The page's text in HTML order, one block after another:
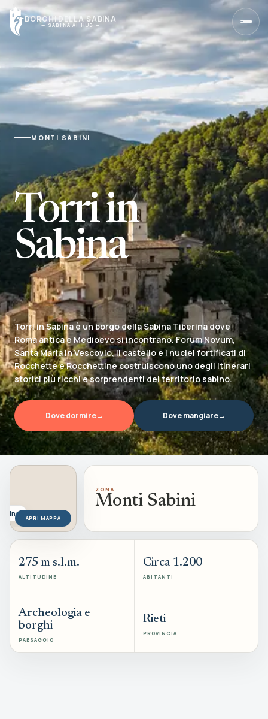
BORGHI DELLA SABINA
— SABINA AI HUB —
Home
Torna alla pagina principale
Borghi
Cerca un borgo o scegli una zona
Sapori
Tradizioni, tavole e produttori
Olio
Scopri l’olio della Sabina
Esperienze
Eventi, cammini, outdoor e pesca
Dove Dormire
Strutture e soggiorni nel territorio
Info
Informazioni sul progetto BDS
MONTI SABINI
Torri in
Sabina
Torri in Sabina è un borgo della Sabina Tiberina dove
Roma antica e Medioevo si incontrano. Forum Novum,
Santa Maria in Vescovio, il castello e i nuclei fortificati di
Rocchette e Rocchettine costruiscono uno degli itinerari
storici più ricchi e sorprendenti del territorio sabino.
Dove dormire→ Dove mangiare→
APRI MAPPA
ZONA
Monti Sabini
275 m s.l.m.
ALTITUDINE
Circa 1.200
ABITANTI
Archeologia e
borghi
PAESAGGIO
Rieti
PROVINCIA